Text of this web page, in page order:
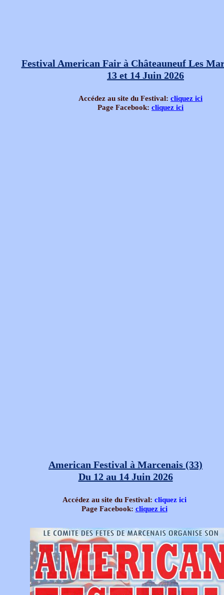
Accédez au site du Festival: cliquez ici
Page Facebook: cliquez ici
American Festival à Marcenais (33)
Du 12 au 14 Juin 2026
Accédez au site du Festival: cliquez ici
Page Facebook: cliquez ici
Festival American Fair à Châteauneuf Les
13 et 14 Juin 2026